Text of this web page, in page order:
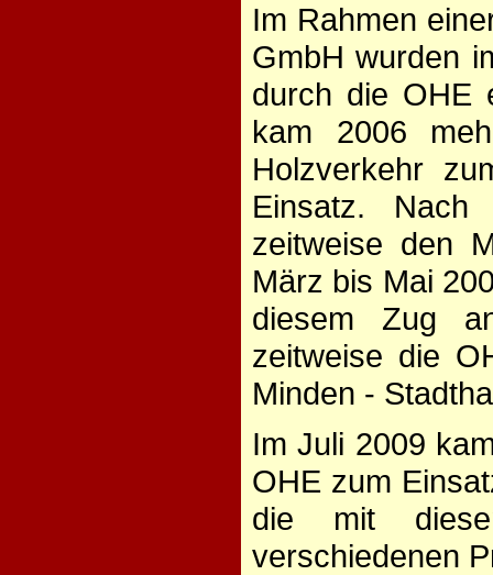
Im Rahmen
GmbH wurden
durch die OHE
kam 2006
Holzverkehr
Einsatz. Nach
zeitweise den
März bis Mai
diesem Zug
zeitweise die
Minden -
Im Juli 2009
OHE zum
die mit
verschiedenen